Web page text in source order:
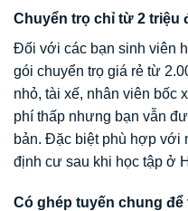
Chuyển trọ chỉ từ 2 triệu
Đối với các bạn sinh viên
gói chuyển trọ giá rẻ từ
nhỏ, tài xế, nhân viên bốc
phí thấp nhưng bạn vẫn
bản. Đặc biệt phù hợp với
định cư sau khi học tập ở
Có ghép tuyến chung để